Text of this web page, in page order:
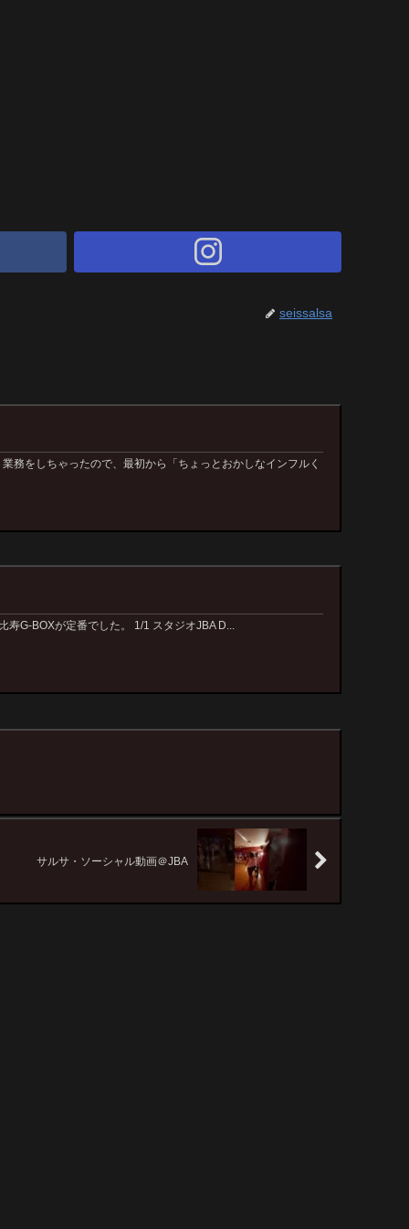
seissalsa
務をしちゃったので、最初から「ちょっとおかしなインフルく
G-BOXが定番でした。 1/1 スタジオJBA D...
サルサ・ソーシャル動画＠JBA